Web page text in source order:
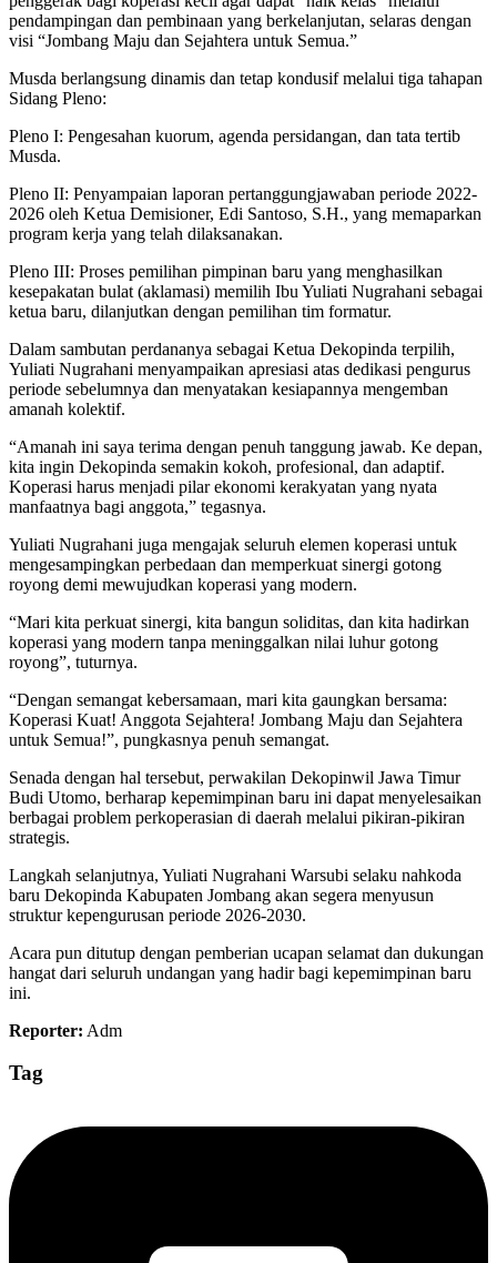
pendampingan dan pembinaan yang berkelanjutan, selaras dengan
visi “Jombang Maju dan Sejahtera untuk Semua.”
Musda berlangsung dinamis dan tetap kondusif melalui tiga tahapan
Sidang Pleno:
Pleno I: Pengesahan kuorum, agenda persidangan, dan tata tertib
Musda.
Pleno II: Penyampaian laporan pertanggungjawaban periode 2022-
2026 oleh Ketua Demisioner, Edi Santoso, S.H., yang memaparkan
program kerja yang telah dilaksanakan.
Pleno III: Proses pemilihan pimpinan baru yang menghasilkan
kesepakatan bulat (aklamasi) memilih Ibu Yuliati Nugrahani sebagai
ketua baru, dilanjutkan dengan pemilihan tim formatur.
Dalam sambutan perdananya sebagai Ketua Dekopinda terpilih,
Yuliati Nugrahani menyampaikan apresiasi atas dedikasi pengurus
periode sebelumnya dan menyatakan kesiapannya mengemban
amanah kolektif.
“Amanah ini saya terima dengan penuh tanggung jawab. Ke depan,
kita ingin Dekopinda semakin kokoh, profesional, dan adaptif.
Koperasi harus menjadi pilar ekonomi kerakyatan yang nyata
manfaatnya bagi anggota,” tegasnya.
Yuliati Nugrahani juga mengajak seluruh elemen koperasi untuk
mengesampingkan perbedaan dan memperkuat sinergi gotong
royong demi mewujudkan koperasi yang modern.
“Mari kita perkuat sinergi, kita bangun soliditas, dan kita hadirkan
koperasi yang modern tanpa meninggalkan nilai luhur gotong
royong”, tuturnya.
“Dengan semangat kebersamaan, mari kita gaungkan bersama:
Koperasi Kuat! Anggota Sejahtera! Jombang Maju dan Sejahtera
untuk Semua!”, pungkasnya penuh semangat.
Senada dengan hal tersebut, perwakilan Dekopinwil Jawa Timur
Budi Utomo, berharap kepemimpinan baru ini dapat menyelesaikan
berbagai problem perkoperasian di daerah melalui pikiran-pikiran
strategis.
Langkah selanjutnya, Yuliati Nugrahani Warsubi selaku nahkoda
baru Dekopinda Kabupaten Jombang akan segera menyusun
struktur kepengurusan periode 2026-2030.
Acara pun ditutup dengan pemberian ucapan selamat dan dukungan
hangat dari seluruh undangan yang hadir bagi kepemimpinan baru
ini.
Reporter: Adm
Tag